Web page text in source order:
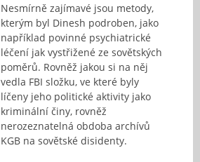
Nesmírně zajímavé jsou metody,
kterým byl Dinesh podroben, jako
například povinné psychiatrické
léčení jak vystřižené ze sovětských
poměrů. Rovněž jakou si na něj
vedla FBI složku, ve které byly
líčeny jeho politické aktivity jako
kriminální činy, rovněž
nerozeznatelná obdoba archívů
KGB na sovětské disidenty.